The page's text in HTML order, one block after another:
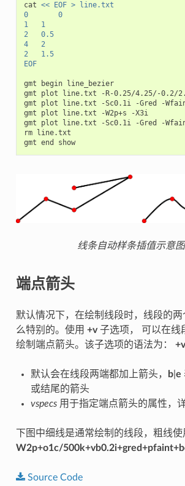
cat << EOF > line.txt
0       0
1   1
2   0.5
4   2
2   1.5
EOF
gmt begin
line_bezier
gmt
plot line.txt -R-0.25/4.25/-0.2/
gmt
plot line.txt -Sc0.1i -Gred
-
gmt
plot line.txt -W2p+s
-X3i
gmt
plot line.txt -Sc0.1i -Gred
-
rm
line.txt
gmt end show
线条自动样条插值示意图
端点箭头
默认情况下，在绘制线段时，线段的
么特别的。使用 +v子选项， 可以在线
绘制端点箭头。该子选项的语法为： +v
默认会在线段两端都加上箭头， b| e
或结尾的箭头
vspecs用于指定端点箭头的属性，
下图中细线是通常绘制的线段，粗线
W2p+o1c/
Source Code